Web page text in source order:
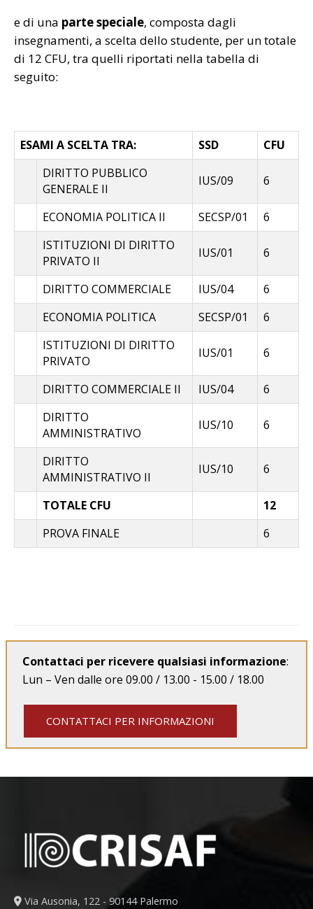
e di una parte speciale, composta dagli
insegnamenti, a scelta dello studente, per un totale
di 12 CFU, tra quelli riportati nella tabella di
seguito:
ESAMI A SCELTA TRA: SSD
CFU
DIRITTO PUBBLICO
GENERALE II
IUS/09 6
ECONOMIA POLITICA II SECSP/01
6
ISTITUZIONI DI DIRITTO
PRIVATO II
IUS/01 6
DIRITTO COMMERCIALE IUS/04
6
ECONOMIA POLITICA
SECSP/01
6
ISTITUZIONI DI DIRITTO
PRIVATO
IUS/01 6
DIRITTO COMMERCIALE II IUS/04
6
DIRITTO
AMMINISTRATIVO
IUS/10 6
DIRITTO
AMMINISTRATIVO II
IUS/10 6
TOTALE CFU
12
PROVA FINALE
6
Contattaci per ricevere qualsiasi informazione:
Lun – Ven dalle ore 09.00 / 13.00 - 15.00 / 18.00
CONTATTACI PER INFORMAZIONI
Via Ausonia, 122 - 90144 Palermo